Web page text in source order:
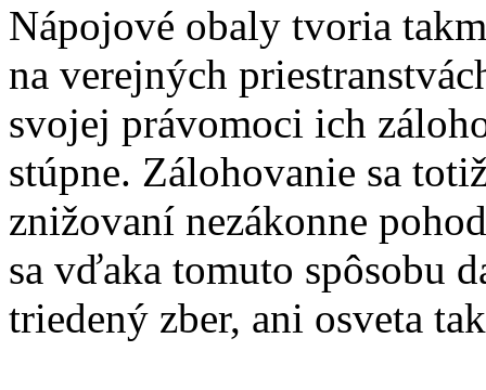
Nápojové obaly tvoria
na verejných
svojej právomoci ich
stúpne. Zálohovanie sa
znižovaní nezákonne
sa vďaka tomuto spôsobu
triedený zber, ani osveta